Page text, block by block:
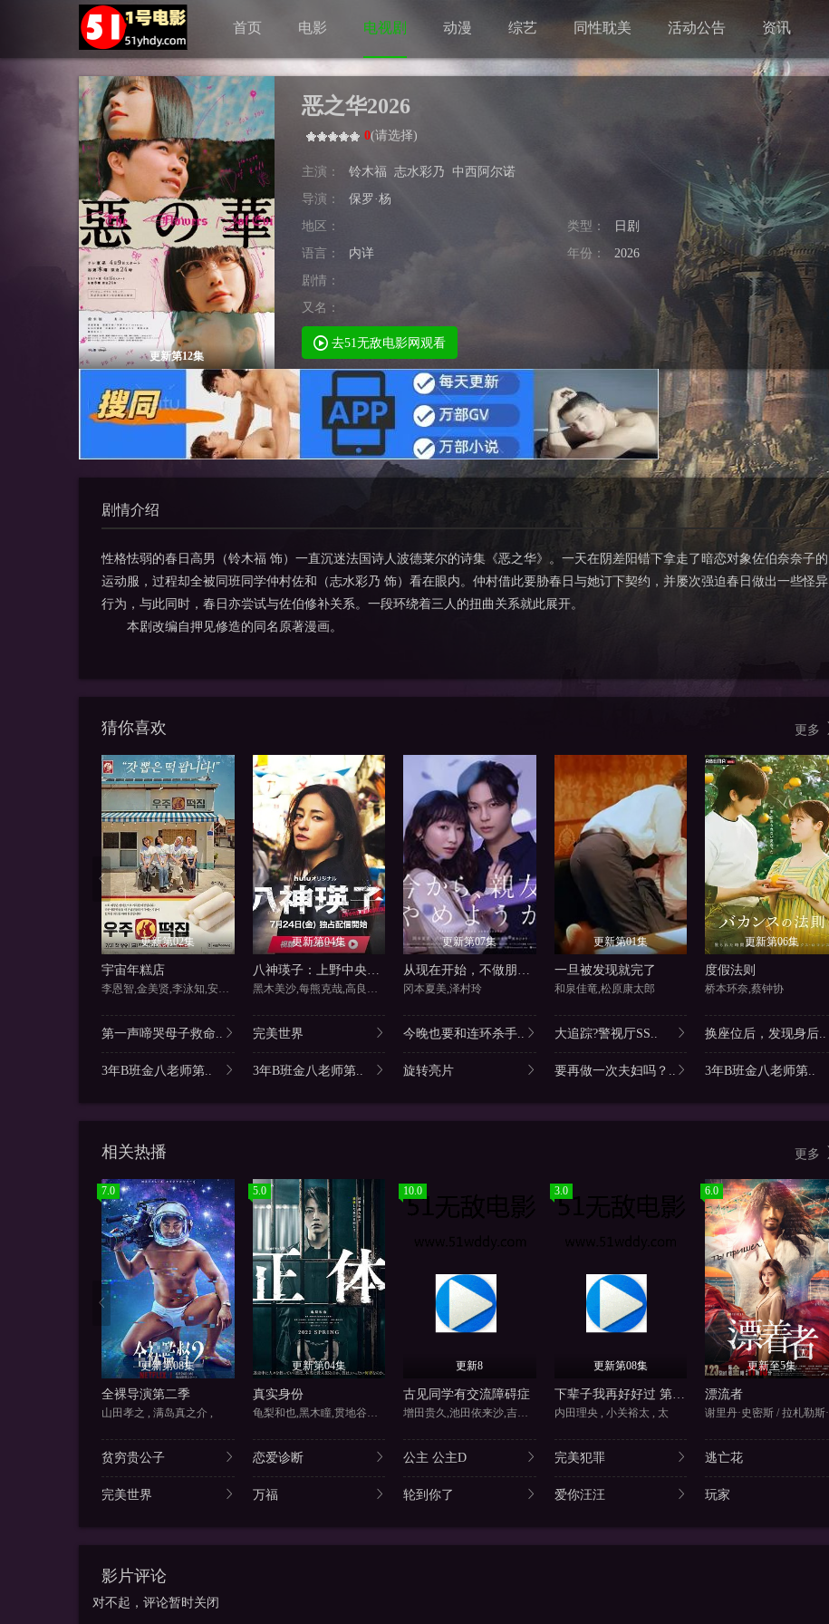
首页 电影 电视剧 动漫 综艺 同性耽美 活动公告 资讯
更新第12集
恶之华2026
0(请选择)
主演： 铃木福 志水彩乃 中西阿尔诺
导演：
保罗·杨
地区：
类型：
日剧
语言：
内详 年份：
2026
剧情：
又名：
去51无敌电影网观看
剧情介绍
性格怯弱的春日高男（铃木福 饰）一直沉迷法国诗人波德莱尔的诗集《恶之华》。一天在阴差阳错下拿走了暗恋对象佐伯奈奈子的
运动服，过程却全被同班同学仲村佐和（志水彩乃 饰）看在眼内。仲村借此要胁春日与她订下契约，并屡次强迫春日做出一些怪异
行为，与此同时，春日亦尝试与佐伯修补关系。一段环绕着三人的扭曲关系就此展开。
本剧改编自押见修造的同名原著漫画。
更多
猜你喜欢
更新第02集
宇宙年糕店
李恩智,金美贤,李泳知,安宥真
更新第04集
八神瑛子：上野中央署组织犯罪对策课
黑木美沙,每熊克哉,高良健吾,
更新第07集
从现在开始，不做朋友了吧。
冈本夏美,泽村玲
更新第01集
一旦被发现就完了
和泉佳竜,松原康太郎
更新第06集
度假法则
桥本环奈,蔡钟协
第一声啼哭母子救命.. 完美世界 今晚也要和连环杀手.. 大追踪?警视厅SS.. 换座位后，发现身后..
3年B班金八老师第.. 3年B班金八老师第.. 旋转亮片 要再做一次夫妇吗？.. 3年B班金八老师第..
更多
相关热播
7.0
更新第08集
全裸导演第二季
山田孝之 , 满岛真之介 ,
5.0
更新第04集
真实身份
龟梨和也,黑木瞳,贯地谷栞,市
10.0
更新8
古见同学有交流障碍症
增田贵久,池田依来沙,吉川爱,
3.0
更新第08集
下辈子我再好好过 第二季
内田理央 , 小关裕太 , 太
6.0
更新至5集
漂流者
谢里丹·史密斯 / 拉札勒斯·
贫穷贵公子 恋爱诊断 公主 公主D 完美犯罪 逃亡花
完美世界 万福 轮到你了 爱你汪汪 玩家
影片评论
对不起，评论暂时关闭